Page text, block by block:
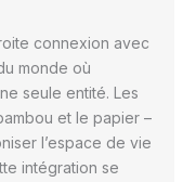
connexion avec
monde où
seule entité. Les
et le papier –
l’espace de vie
intégration se